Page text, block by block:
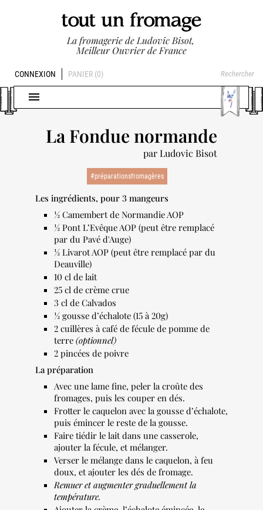
La fromagerie de Ludovic Bisot,
Meilleur Ouvrier de France
CONNEXION PANIER (0)

La Fondue normande
par Ludovic Bisot
#préparationsfromagères
Les ingrédients, pour 3 mangeurs
½ Camembert de Normandie AOP
½ Pont L’Evêque AOP (peut être remplacé
par du Pavé d'Auge)
½ Livarot AOP (peut être remplacé par du
Deauville)
10 cl de lait
25 cl de crème crue
3 cl de Calvados
½ gousse d’échalote (15 à 20g)
2 cuillères à café de fécule de pomme de
terre (optionnel)
2 pincées de poivre
La préparation
Avec une lame fine, peler la croûte des
fromages, puis les couper en dés.
Frotter le caquelon avec la gousse d’échalote,
puis émincer le reste de la gousse.
Faire tiédir le lait dans une casserole,
ajouter la fécule, et mélanger.
Verser le mélange dans le caquelon, à feu
doux, et ajouter les dés de fromage.
Remuer et augmenter graduellement la
température.